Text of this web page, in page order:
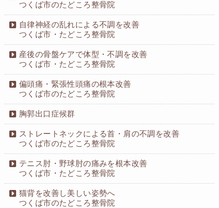
つくば市のたどころ整骨院
自律神経の乱れによる不調を改善
つくば市・たどころ整骨院
産後の骨盤ケアで体型・不調を改善
つくば市・たどころ整骨院
偏頭痛・緊張性頭痛の根本改善
つくば市のたどころ整骨院
胸郭出口症候群
ストレートネックによる首・肩の不調を改善
つくば市のたどころ整骨院
テニス肘・野球肘の痛みを根本改善
つくば市・たどころ整骨院
猫背を改善し美しい姿勢へ
つくば市のたどころ整骨院